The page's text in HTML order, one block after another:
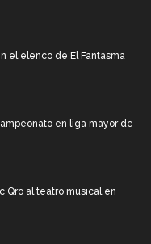
el elenco de El Fantasma
en liga mayor de
Qro al teatro musical en